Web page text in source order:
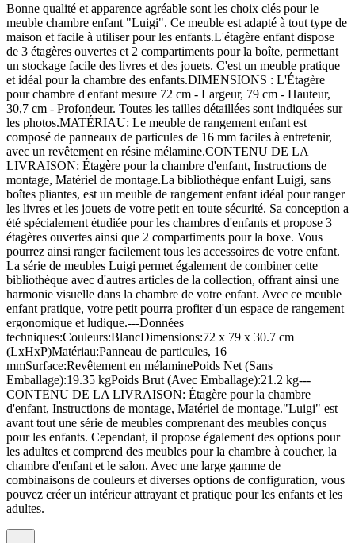
Bonne qualité et apparence agréable sont les choix clés pour le
meuble chambre enfant "Luigi". Ce meuble est adapté à tout type de
maison et facile à utiliser pour les enfants.L'étagère enfant dispose
de 3 étagères ouvertes et 2 compartiments pour la boîte, permettant
un stockage facile des livres et des jouets. C'est un meuble pratique
et idéal pour la chambre des enfants.DIMENSIONS : L'Étagère
pour chambre d'enfant mesure 72 cm - Largeur, 79 cm - Hauteur,
30,7 cm - Profondeur. Toutes les tailles détaillées sont indiquées sur
les photos.MATÉRIAU: Le meuble de rangement enfant est
composé de panneaux de particules de 16 mm faciles à entretenir,
avec un revêtement en résine mélamine.CONTENU DE LA
LIVRAISON: Étagère pour la chambre d'enfant, Instructions de
montage, Matériel de montage.La bibliothèque enfant Luigi, sans
boîtes pliantes, est un meuble de rangement enfant idéal pour ranger
les livres et les jouets de votre petit en toute sécurité. Sa conception a
été spécialement étudiée pour les chambres d'enfants et propose 3
étagères ouvertes ainsi que 2 compartiments pour la boxe. Vous
pourrez ainsi ranger facilement tous les accessoires de votre enfant.
La série de meubles Luigi permet également de combiner cette
bibliothèque avec d'autres articles de la collection, offrant ainsi une
harmonie visuelle dans la chambre de votre enfant. Avec ce meuble
enfant pratique, votre petit pourra profiter d'un espace de rangement
ergonomique et ludique.---Données
techniques:Couleurs:BlancDimensions:72 x 79 x 30.7 cm
(LxHxP)Matériau:Panneau de particules, 16
mmSurface:Revêtement en mélaminePoids Net (Sans
Emballage):19.35 kgPoids Brut (Avec Emballage):21.2 kg---
CONTENU DE LA LIVRAISON: Étagère pour la chambre
d'enfant, Instructions de montage, Matériel de montage."Luigi" est
avant tout une série de meubles comprenant des meubles conçus
pour les enfants. Cependant, il propose également des options pour
les adultes et comprend des meubles pour la chambre à coucher, la
chambre d'enfant et le salon. Avec une large gamme de
combinaisons de couleurs et diverses options de configuration, vous
pouvez créer un intérieur attrayant et pratique pour les enfants et les
adultes.